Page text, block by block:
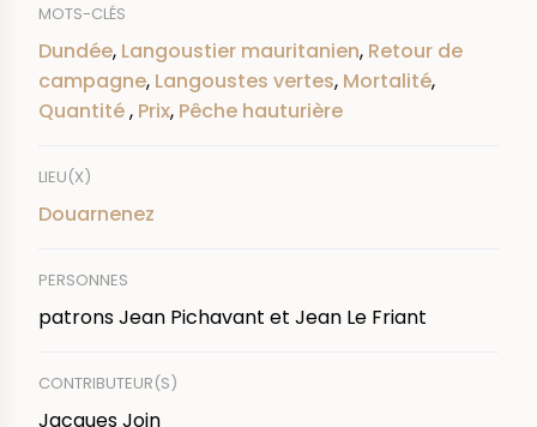
MOTS-CLÉS
Dundée, Langoustier mauritanien, Retour de
campagne, Langoustes vertes, Mortalité,
Quantité, Prix, Pêche hauturière
LIEU(X)
Douarnenez
PERSONNES
patrons Jean Pichavant et Jean Le Friant
CONTRIBUTEUR(S)
Jacques Join